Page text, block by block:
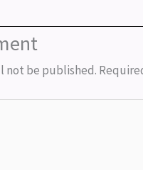
not be published.